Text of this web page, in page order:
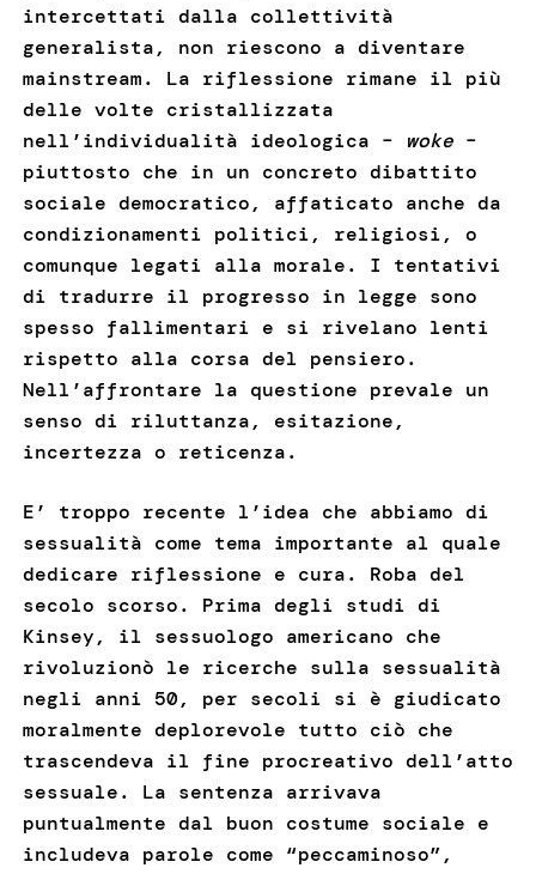
intercettati dalla collettività
generalista, non riescono a diventare
mainstream. La riflessione rimane il più
delle volte cristallizzata
nell’individualità ideologica – woke–
piuttosto che in un concreto dibattito
sociale democratico, affaticato anche da
condizionamenti politici, religiosi, o
comunque legati alla morale. I tentativi
di tradurre il progresso in legge sono
spesso fallimentari e si rivelano lenti
rispetto alla corsa del pensiero.
Nell’affrontare la questione prevale un
senso di riluttanza, esitazione,
incertezza o reticenza.
E’ troppo recente l’idea che abbiamo di
sessualità come tema importante al quale
dedicare riflessione e cura. Roba del
secolo scorso. Prima degli studi di
Kinsey, il sessuologo americano che
rivoluzionò le ricerche sulla sessualità
negli anni 50, per secoli si è giudicato
moralmente deplorevole tutto ciò che
trascendeva il fine procreativo dell’atto
sessuale. La sentenza arrivava
puntualmente dal buon costume sociale e
includeva parole come “peccaminoso”,